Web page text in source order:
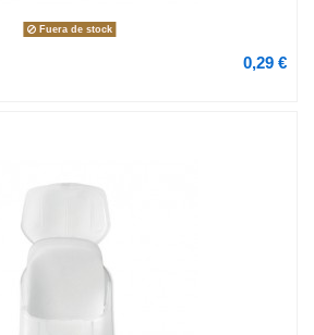
Fuera de stock
0,29 €